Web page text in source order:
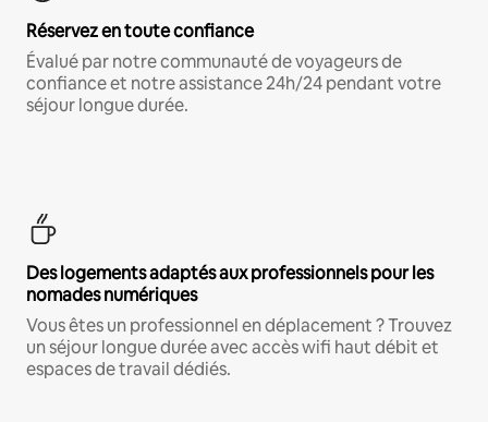
Réservez en toute confiance
Évalué par notre communauté de voyageurs de
confiance et notre assistance 24h/24 pendant votre
séjour longue durée.
Des logements adaptés aux professionnels pour les
nomades numériques
Vous êtes un professionnel en déplacement ? Trouvez
un séjour longue durée avec accès wifi haut débit et
espaces de travail dédiés.